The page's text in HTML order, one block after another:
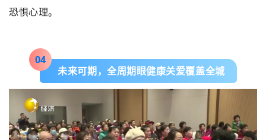
恐惧心理。
04
未来可期，全周期眼健康关爱覆盖全城